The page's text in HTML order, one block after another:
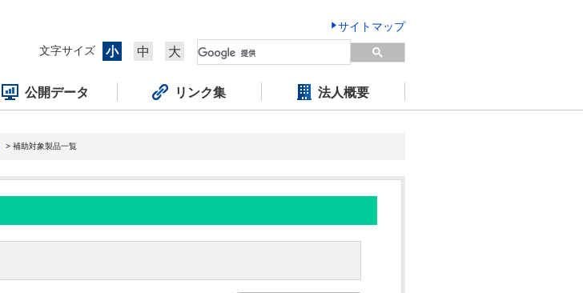
サイトマップ
文字サイズ
小 中 大
公開データ リンク集 法人概要
> 補助対象製品一覧